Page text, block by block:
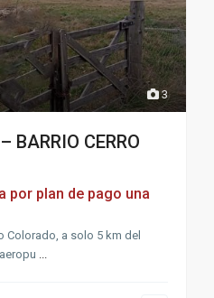
3
BARRIO CERRO
por plan de pago una
Colorado, a solo 5 km del